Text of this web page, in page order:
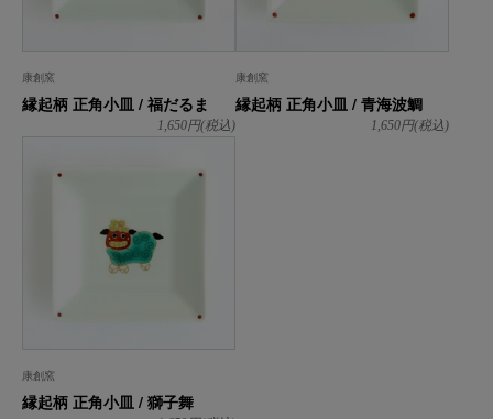
康創窯
縁起柄 正角小皿 / 福だるま
1,650円(税込)
康創窯
縁起柄 正角小皿 / 青海波鯛
1,650円(税込)
康創窯
縁起柄 正角小皿 / 獅子舞